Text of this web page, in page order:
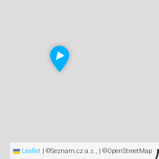
Leaflet | ©Seznam.cz a.s., | ©OpenStreetMap